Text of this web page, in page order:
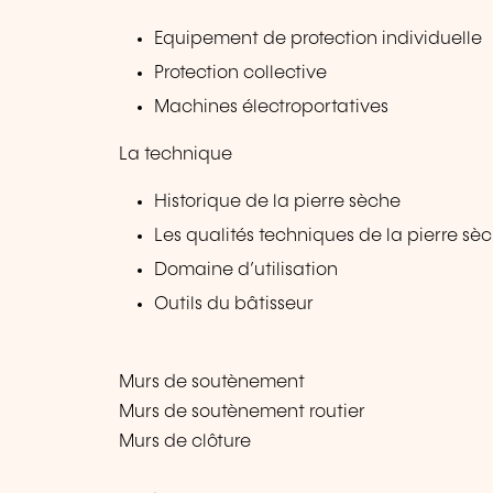
Equipement de protection individuelle
Protection collective
Machines électroportatives
La technique
Historique de la pierre sèche
Les qualités techniques de la pierre
Domaine d’utilisation
Outils du bâtisseur
Murs de soutènement
Murs de soutènement routier
Murs de clôture